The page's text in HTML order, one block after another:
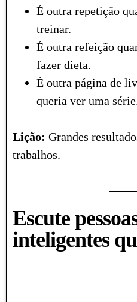
É outra repetição
treinar.
É outra refeição
fazer dieta.
É outra página de
queria ver uma
Lição: Grandes
trabalhos.
Escute
inteligentes